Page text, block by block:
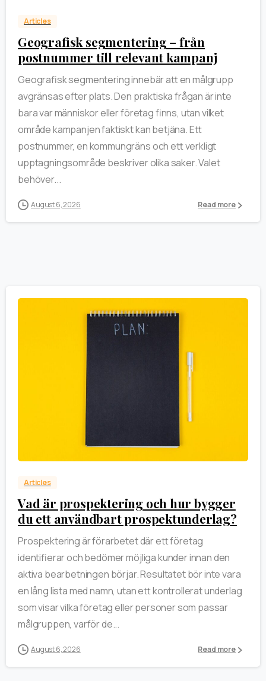
Articles
Geografisk segmentering – från
postnummer till relevant kampanj
Geografisk segmentering innebär att en målgrupp
avgränsas efter plats. Den praktiska frågan är inte
bara var människor eller företag finns, utan vilket
område kampanjen faktiskt kan betjäna. Ett
postnummer, en kommungräns och ett verkligt
upptagningsområde beskriver olika saker. Valet
behöver...
August 6, 2026 Read more
Articles
Vad är prospektering och hur bygger
du ett användbart prospektunderlag?
Prospektering är förarbetet där ett företag
identifierar och bedömer möjliga kunder innan den
aktiva bearbetningen börjar. Resultatet bör inte vara
en lång lista med namn, utan ett kontrollerat underlag
som visar vilka företag eller personer som passar
målgruppen, varför de...
August 6, 2026 Read more